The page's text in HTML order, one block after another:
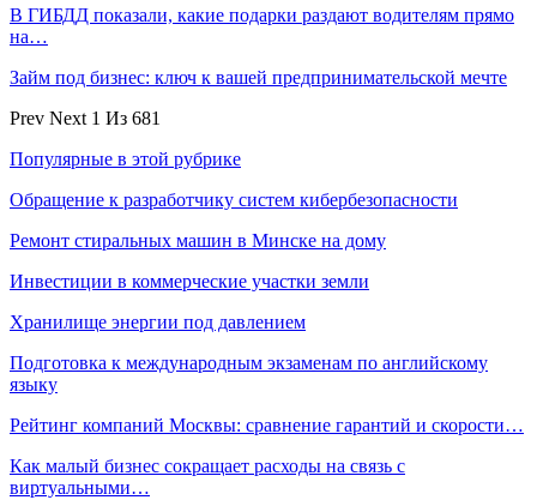
В ГИБДД показали, какие подарки раздают водителям прямо
на…
Займ под бизнес: ключ к вашей предпринимательской мечте
Prev Next 1 Из 681
Популярные в этой рубрике
Обращение к разработчику систем кибербезопасности
Ремонт стиральных машин в Минске на дому
Инвестиции в коммерческие участки земли
Хранилище энергии под давлением
Подготовка к международным экзаменам по английскому
языку
Рейтинг компаний Москвы: сравнение гарантий и скорости…
Как малый бизнес сокращает расходы на связь с
виртуальными…